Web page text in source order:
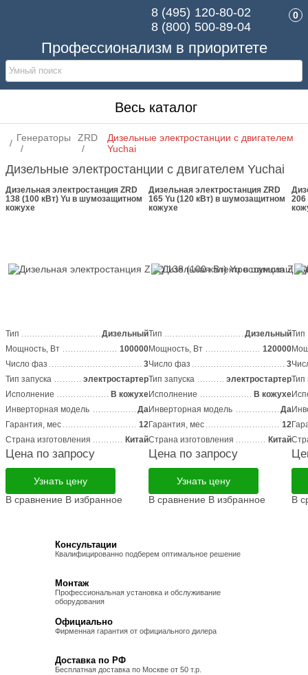
Профессионализм в приоритете
8 (495) 120-80-02
8 (800) 500-89-04
0
Весь каталог
Генераторы ZRD
Дизельные электростанции c двигателем
Yuchai
Дизельные электростанции c двигателем Yuchai
Дизельная электростанция ZRD
138 (100 кВт) Yu в шумозащитном
кожухе
Тип
Дизельный
Мощность, Вт
100000
Число фаз
3
Тип запуска
электростартер
Исполнение
В кожухе
Инверторная модель
Да
Гарантия, мес
12
Страна изготовления
Китай
Цена по запросу
Узнать цену
В сравнение В избранное
Дизельная электростанция ZRD
165 Yu (120 кВт) в шумозащитном
кожухе
Тип
Дизельный
Мощность, Вт
120000
Число фаз
3
Тип запуска
электростартер
Исполнение
В кожухе
Инверторная модель
Да
Гарантия, мес
12
Страна изготовления
Китай
Цена по запросу
Узнать цену
В сравнение В избранное
206
Тип
Тип
В
Консультации
Квалифицированно подберем оптимальное решение
Монтаж
Профессиональная установка и обслуживание
оборудования
Официально
Фирменная гарантия от официального дилера
Доставка по РФ
Бесплатная доставка по Москве от 50 т.р.